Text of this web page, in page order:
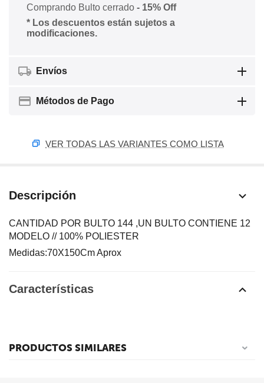
Comprando Bulto cerrado - 15% Off
* Los descuentos están sujetos a
modificaciones.
Envíos
Métodos de Pago
VER TODAS LAS VARIANTES COMO LISTA
Descripción
CANTIDAD POR BULTO 144 ,UN BULTO CONTIENE 12
MODELO // 100% POLIESTER
Medidas:70X150Cm Aprox
Características
PRODUCTOS SIMILARES